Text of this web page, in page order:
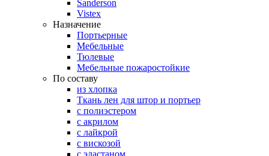
Sanderson
Vistex
Назначение
Портьерные
Мебельные
Тюлевые
Мебельные пожаростойкие
По составу
из хлопка
Ткань лен для штор и портьер
с полиэстером
с акрилом
с лайкрой
с вискозой
с эластаном